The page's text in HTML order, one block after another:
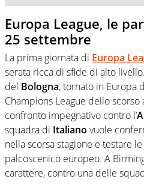
Europa League, le
25 settembre
La prima giornata di Europa
serata ricca di sfide di alto
del Bologna, tornato in Europa
Champions League dello
confronto impegnativo contro l’
squadra di Italiano vuole
nella scorsa stagione e testare
palcoscenico europeo. A
carattere, contro una delle